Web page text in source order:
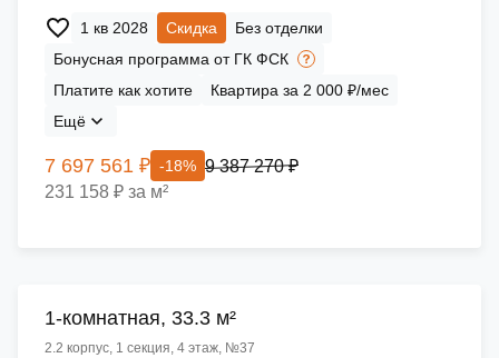
1 кв 2028 Скидка
Без отделки
Бонусная программа от ГК ФСК
Платите как хотите
Квартира за 2 000 ₽/мес
Ещё
7 697 561 ₽ -18% 9 387 270 ₽
231 158 ₽ за м²
1-комнатная, 33.3 м²
2.2 корпус, 1 секция, 4 этаж, №37